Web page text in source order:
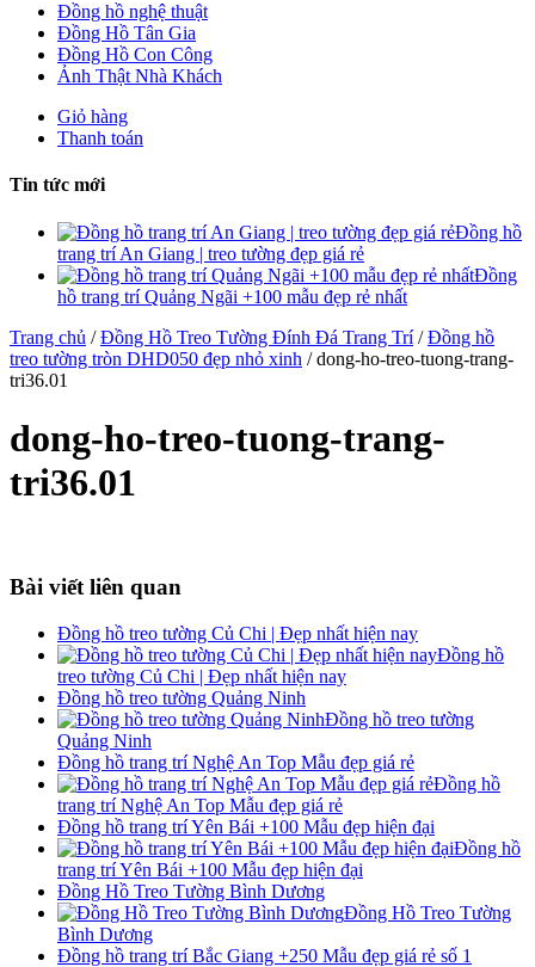
Đồng hồ nghệ thuật
Đồng Hồ Tân Gia
Đồng Hồ Con Công
Ảnh Thật Nhà Khách
Giỏ hàng
Thanh toán
Tin tức mới
Đồng hồ
trang trí An Giang | treo tường đẹp giá rẻ
Đồng
hồ trang trí Quảng Ngãi +100 mẫu đẹp rẻ nhất
Trang chủ /Đồng Hồ Treo Tường Đính Đá Trang Trí/Đồng hồ
treo tường tròn DHD050 đẹp nhỏ xinh / dong-ho-treo-tuong-trang-
tri36.01
dong-ho-treo-tuong-trang-
tri36.01
Bài viết liên quan
Đồng hồ treo tường Củ Chi | Đẹp nhất hiện nay
Đồng hồ
treo tường Củ Chi | Đẹp nhất hiện nay
Đồng hồ treo tường Quảng Ninh
Đồng hồ treo tường
Quảng Ninh
Đồng hồ trang trí Nghệ An Top Mẫu đẹp giá rẻ
Đồng hồ
trang trí Nghệ An Top Mẫu đẹp giá rẻ
Đồng hồ trang trí Yên Bái +100 Mẫu đẹp hiện đại
Đồng hồ
trang trí Yên Bái +100 Mẫu đẹp hiện đại
Đồng Hồ Treo Tường Bình Dương
Đồng Hồ Treo Tường
Bình Dương
Đồng hồ trang trí Bắc Giang +250 Mẫu đẹp giá rẻ số 1